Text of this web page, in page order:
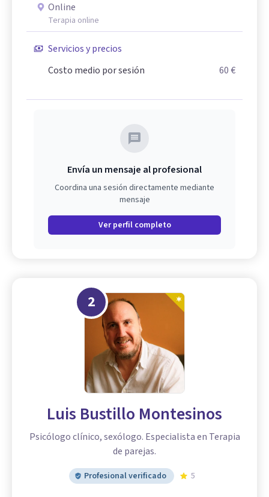
Online
Terapia online
Servicios y precios
Costo medio por sesión
60 €
Envía un mensaje al profesional
Coordina una sesión directamente mediante
mensaje
Ver perfil completo
2
Luis Bustillo Montesinos
Psicólogo clínico, sexólogo. Especialista en Terapia
de parejas.
Profesional verificado 5